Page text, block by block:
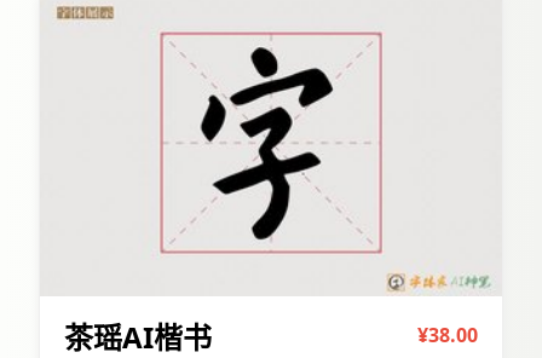
茶瑶AI楷书 ¥38.00